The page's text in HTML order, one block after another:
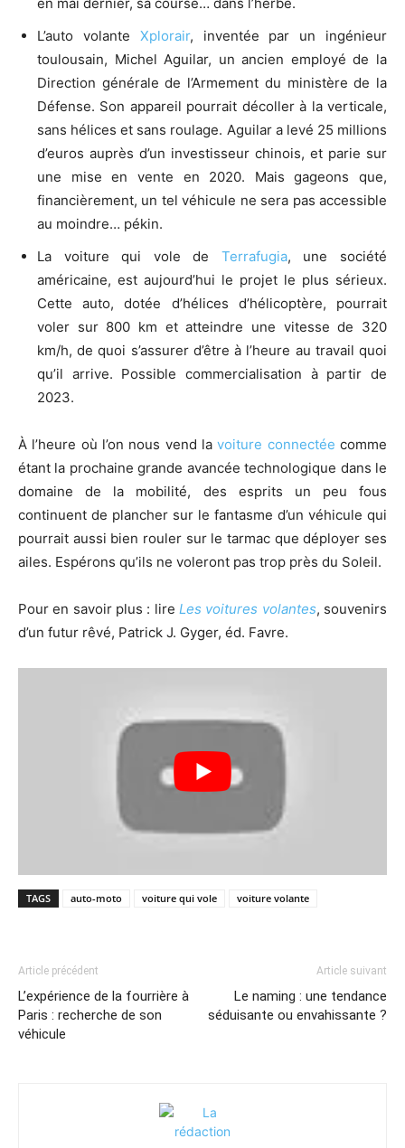
L’auto volante Xplorair, inventée par un ingénieur
toulousain, Michel Aguilar, un ancien employé de la
Direction générale de l’Armement du ministère de la
Défense. Son appareil pourrait décoller à la verticale,
sans hélices et sans roulage. Aguilar a levé 25 millions
d’euros auprès d’un investisseur chinois, et parie sur
une mise en vente en 2020. Mais gageons que,
financièrement, un tel véhicule ne sera pas accessible
au moindre… pékin.
La voiture qui vole de Terrafugia, une société
américaine, est aujourd’hui le projet le plus sérieux.
Cette auto, dotée d’hélices d’hélicoptère, pourrait
voler sur 800 km et atteindre une vitesse de 320
km/h, de quoi s’assurer d’être à l’heure au travail quoi
qu’il arrive. Possible commercialisation à partir de
2023.
À l’heure où l’on nous vend lavoiture connectée comme
étant la prochaine grande avancée technologique dans le
domaine de la mobilité, des esprits un peu fous
continuent de plancher sur le fantasme d’un véhicule qui
pourrait aussi bien rouler sur le tarmac que déployer ses
ailes. Espérons qu’ils ne voleront pas trop près du Soleil.
Pour en savoir plus : lire Les voitures volantes, souvenirs
d’un futur rêvé, Patrick J. Gyger, éd. Favre.
TAGS auto-moto voiture qui vole voiture volante
Article précédent
L’expérience de la fourrière à
Paris : recherche de son
véhicule
Article suivant
Le naming : une tendance
séduisante ou envahissante ?